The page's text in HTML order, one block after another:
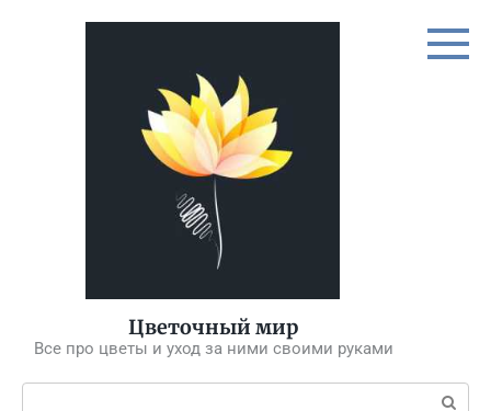
Цветочный мир
Все про цветы и уход за ними своими руками
Поиск: